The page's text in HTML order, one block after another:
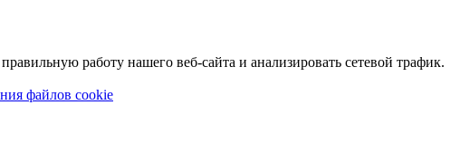
работу нашего веб-сайта и анализировать сетевой трафик.
файлов cookie